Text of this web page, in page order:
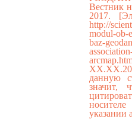
Вестник
2017.
http://
modul-ob-
baz-
данную
значит,
указании